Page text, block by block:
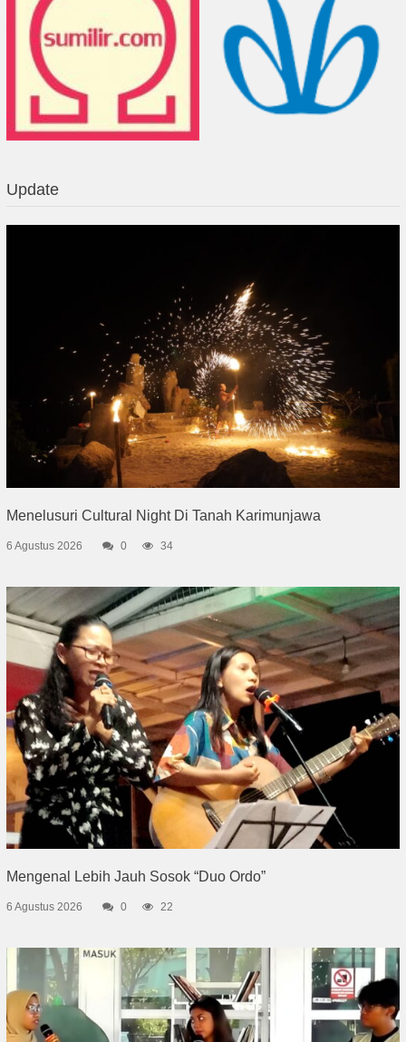
Update
Menelusuri Cultural Night Di Tanah Karimunjawa
6 Agustus 2026 0 34
Mengenal Lebih Jauh Sosok “Duo Ordo”
6 Agustus 2026 0 22